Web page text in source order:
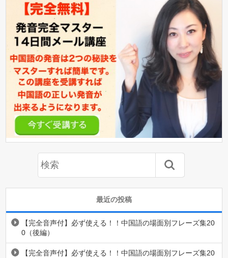
最近の投稿
【完全音声付】必ず使える！！中国語の場面別フレーズ集20
0（後編）
【完全音声付】必ず使える！！中国語の場面別フレーズ集20